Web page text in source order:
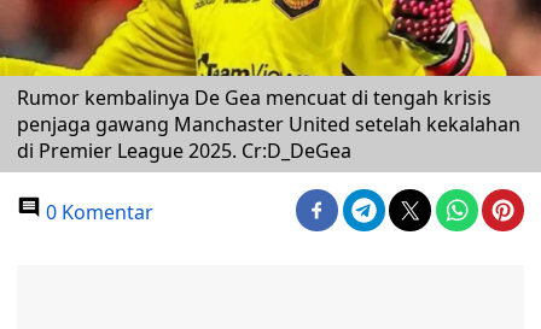
Rumor kembalinya De Gea mencuat di tengah krisis
penjaga gawang Manchaster United setelah kekalahan
di Premier League 2025. Cr:D_DeGea
0 Komentar